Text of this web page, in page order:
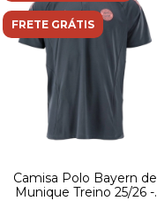
FRETE GRÁTIS
Camisa Polo Bayern de
Munique Treino 25/26 -